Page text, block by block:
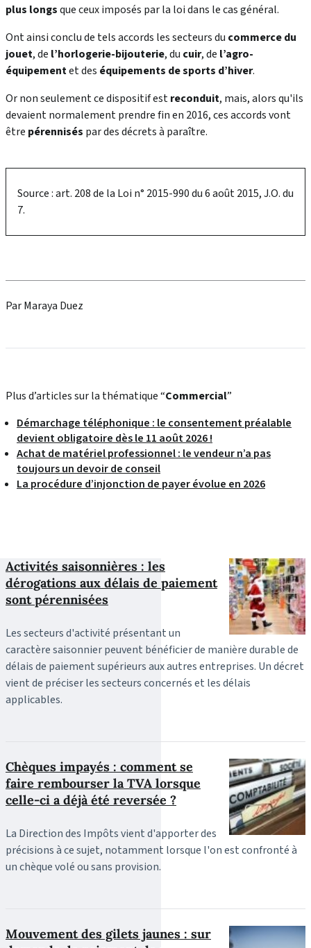
plus longsque ceux imposés par la loi dans le cas général.
Ont ainsi conclu de tels accords les secteurs du commerce du
jouet, de l’horlogerie-bijouterie, du cuir, de l’agro-
équipementet des équipements de sports d’hiver.
Or non seulement ce dispositif estreconduit, mais, alors qu'ils
devaient normalement prendre fin en 2016, ces accords vont
être pérennisés par des décrets à paraître.
Source : art. 208 de la Loi n° 2015-990 du 6 août 2015, J.O. du
7.
Par Maraya Duez
Plus d’articles sur la thématique “Commercial”
Démarchage téléphonique : le consentement préalable
devient obligatoire dès le 11 août 2026 !
Achat de matériel professionnel : le vendeur n’a pas
toujours un devoir de conseil
La procédure d’injonction de payer évolue en 2026
Activités saisonnières : les
dérogations aux délais de paiement
sont pérennisées
Les secteurs d'activité présentant un
caractère saisonnier peuvent bénéficier de manière durable de
délais de paiement supérieurs aux autres entreprises. Un décret
vient de préciser les secteurs concernés et les délais
applicables.
Chèques impayés : comment se
faire rembourser la TVA lorsque
celle-ci a déjà été reversée ?
La Direction des Impôts vient d'apporter des
précisions à ce sujet, notamment lorsque l'on est confronté à
un chèque volé ou sans provision.
Mouvement des gilets jaunes : sur